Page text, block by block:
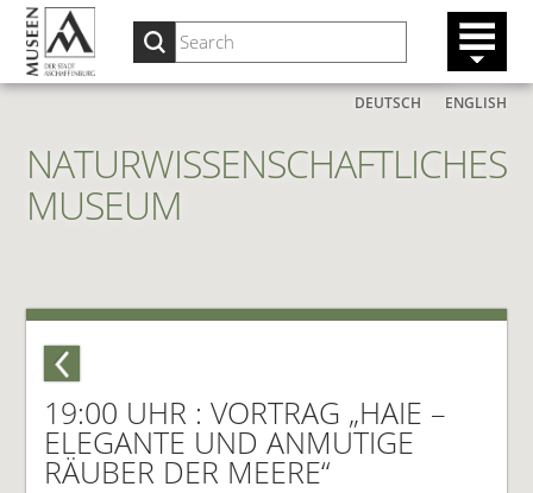
NATURWISSENSCHAFTLICHES
MUSEUM
DEUTSCH ENGLISH
19:00 UHR : VORTRAG „HAIE –
ELEGANTE UND ANMUTIGE
RÄUBER DER MEERE“